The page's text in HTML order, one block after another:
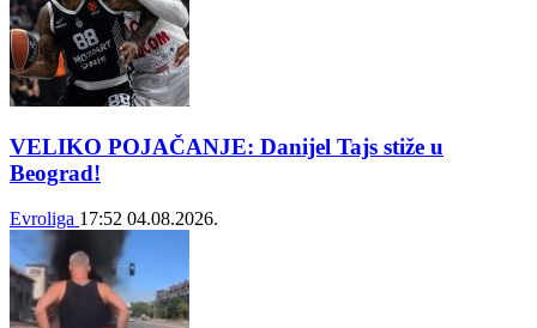
VELIKO POJAČANJE: Danijel Tajs stiže u
Beograd!
Evroliga 17:52 04.08.2026.